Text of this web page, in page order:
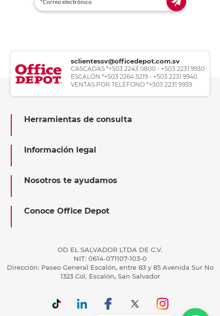
sclientessv@officedepot.com.sv
CASCADAS *+503 2243 0800 - +503 2231 9930
ESCALÓN *+503 2264 5219 - +503 2231 9940
VENTAS POR TELÉFONO *+503 2231 9939
Herramientas de consulta
Información legal
Nosotros te ayudamos
Conoce Office Depot
OD EL SALVADOR LTDA DE C.V.
NIT: 0614-071107-103-0
Dirección: Paseo General Escalón, entre 83 y 85 Avenida Sur No
1323 Col. Escalón, San Salvador